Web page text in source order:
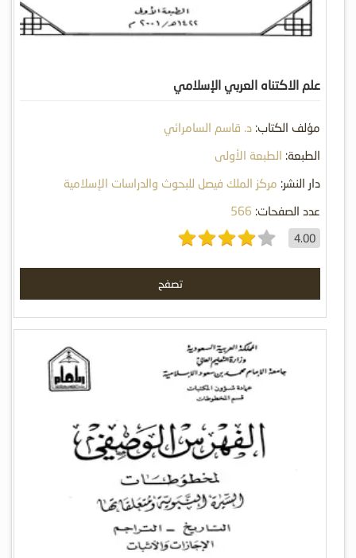
علم الاكتناه العربي الإسلامي
مؤلف الكتاب: د. قاسم السامرائي
الطبعة: الطبعة الأولى
دار النشر: مركز الملك فيصل للبحوث والدراسات الإسلامية
عدد الصفحات: 566
4.00
تصفح